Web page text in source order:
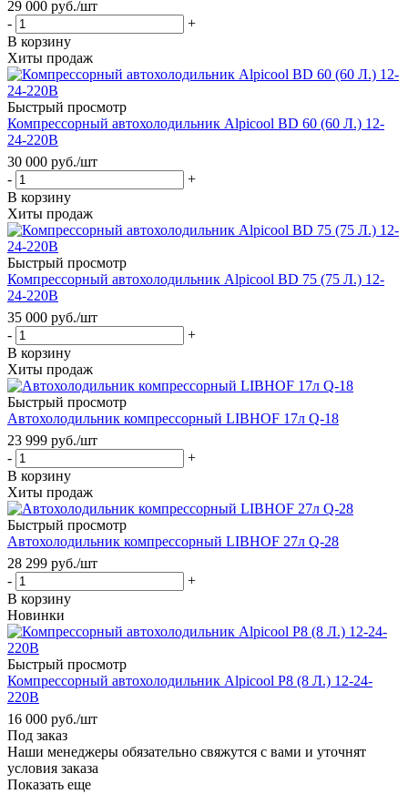
29 000 руб./шт
-
+
В корзину
Хиты продаж
Быстрый просмотр
Компрессорный автохолодильник Alpicool BD 60 (60 Л.) 12-
24-220В
30 000 руб./шт
-
+
В корзину
Хиты продаж
Быстрый просмотр
Компрессорный автохолодильник Alpicool BD 75 (75 Л.) 12-
24-220В
35 000 руб./шт
-
+
В корзину
Хиты продаж
Быстрый просмотр
Автохолодильник компрессорный LIBHOF 17л Q-18
23 999 руб./шт
-
+
В корзину
Хиты продаж
Быстрый просмотр
Автохолодильник компрессорный LIBHOF 27л Q-28
28 299 руб./шт
-
+
В корзину
Новинки
Быстрый просмотр
Компрессорный автохолодильник Alpicool P8 (8 Л.) 12-24-
220В
16 000 руб./шт
Под заказ
Наши менеджеры обязательно свяжутся с вами и уточнят
условия заказа
Показать еще